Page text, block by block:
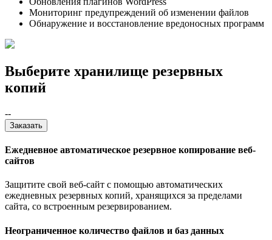
Мониторинг предупреждений об изменении файлов
Обнаружение и восстановление вредоносных программ
Выберите хранилище резервных
копий
--
Заказать
Ежедневное автоматическое резервное копирование веб-
сайтов
Защитите свой веб-сайт с помощью автоматических
ежедневных резервных копий, хранящихся за пределами
сайта, со встроенным резервированием.
Неограниченное количество файлов и баз данных